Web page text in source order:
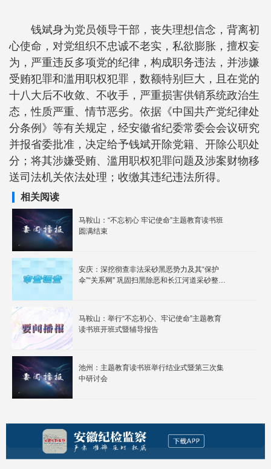
钱斌身为党员领导干部，丧失理想信念，背离初
心使命，对党组织不忠诚不老实，私欲膨胀，擅权妄
为，严重违反多项党的纪律，构成职务违法，并涉嫌
受贿犯罪和滥用职权犯罪，数额特别巨大，且在党的
十八大后不收敛、不收手，严重损害供销系统政治生
态，性质严重、情节恶劣。依据《中国共产党纪律处
分条例》等有关规定，经安徽省纪委常委会会议研究
并报省委批准，决定给予钱斌开除党籍、开除公职处
分；将其涉嫌受贿、滥用职权犯罪问题及涉案财物移
送司法机关依法处理；收缴其违纪违法所得。
相关阅读
马鞍山：“不忘初心 牢记使命”主题教育读书班
圆满结束
安庆：深挖彻查非法采砂黑恶势力及其“保护
伞”“关系网” 巩固扫黑除恶和长江河道采砂整治
马鞍山：举行“不忘初心、牢记使命”主题教育
读书班开班式暨辅导报告
池州：主题教育读书班举行结业式暨第三次集
中研讨会